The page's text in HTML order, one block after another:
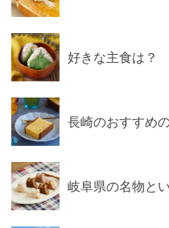
好きな主食は？
長崎のおすすめ
岐阜県の名物と